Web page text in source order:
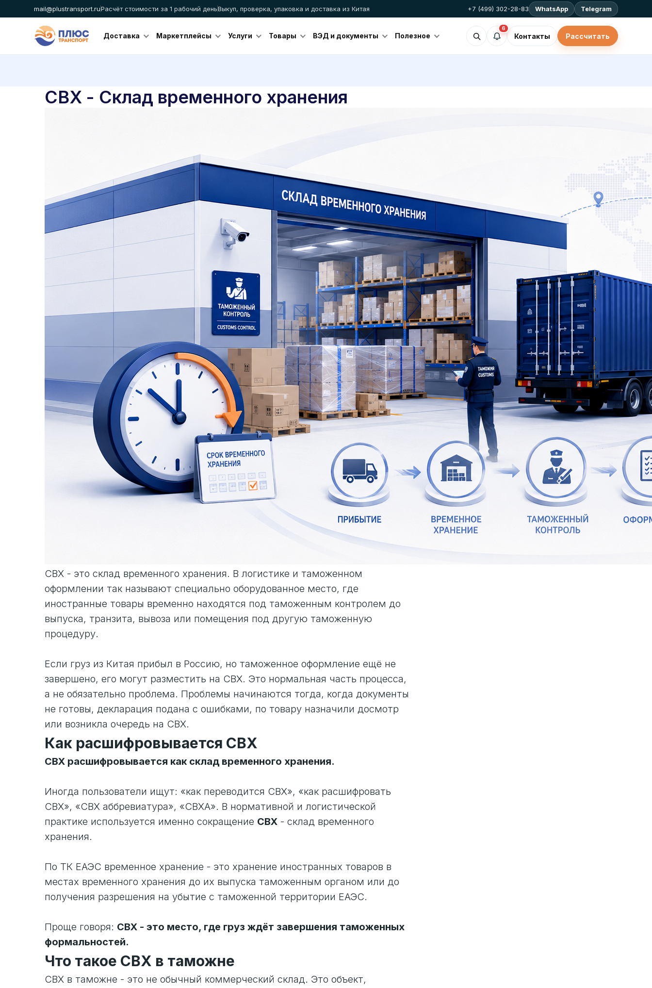
mail@plustransport.ruРасчёт стоимости за 1 рабочий деньВыкуп, проверка, упаковка и доставка из Китая +7 (499) 302-28-83 WhatsApp Telegram
Доставка Маркетплейсы Услуги Товары ВЭД и документы Полезное
6
Контакты Рассчитать
СВХ - Склад временного хранения
СВХ - это склад временного хранения. В логистике и таможенном
оформлении так называют специально оборудованное место, где
иностранные товары временно находятся под таможенным контролем до
выпуска, транзита, вывоза или помещения под другую таможенную
процедуру.
Если груз из Китая прибыл в Россию, но таможенное оформление ещё не
завершено, его могут разместить на СВХ. Это нормальная часть процесса,
а не обязательно проблема. Проблемы начинаются тогда, когда документы
не готовы, декларация подана с ошибками, по товару назначили досмотр
или возникла очередь на СВХ.
Как расшифровывается СВХ
СВХ расшифровывается как склад временного хранения.
Иногда пользователи ищут: «как переводится СВХ», «как расшифровать
СВХ», «СВХ аббревиатура», «СВХА». В нормативной и логистической
практике используется именно сокращение СВХ - склад временного
хранения.
По ТК ЕАЭС временное хранение - это хранение иностранных товаров в
местах временного хранения до их выпуска таможенным органом или до
получения разрешения на убытие с таможенной территории ЕАЭС.
Проще говоря: СВХ - это место, где груз ждёт завершения таможенных
формальностей.
Что такое СВХ в таможне
СВХ в таможне - это не обычный коммерческий склад. Это объект,